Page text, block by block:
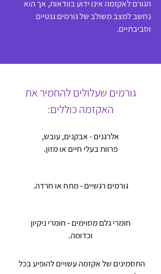
הגורם לאקזמה אינו ידוע בוודאות, אך הוא
נחשב למצב משולב של גורמים גנטיים
וסביבתיים.
גורמים שעלולים להחמיר את
האקזמה כוללים:
אלרגנים - אבקנים, עובש,
פרוות בעלי חיים או מזון.
גורמים רגשיים - מתח או חרדה.
חומרי גלם מסוימים - חומרי ניקיון
וכדומה.
התסמינים של אקזמה עשויים להופיע בכל